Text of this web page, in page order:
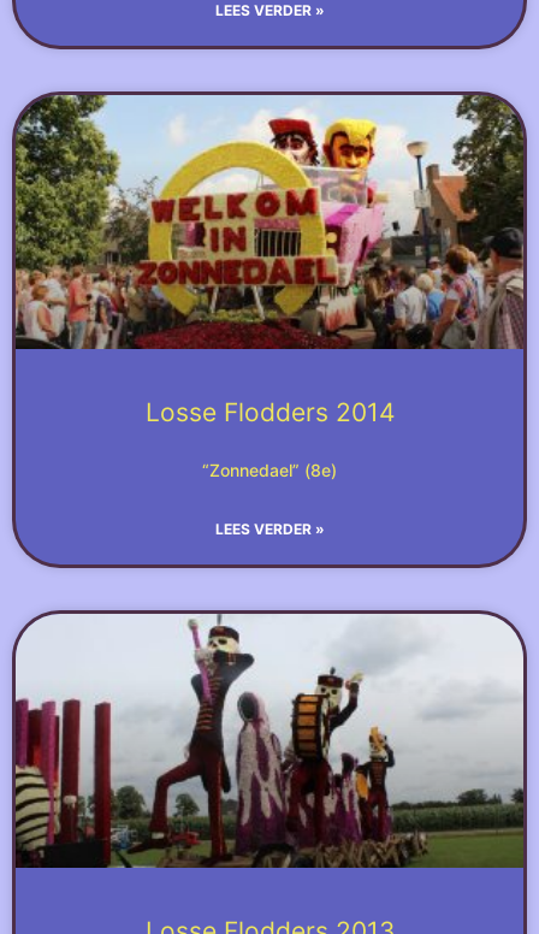
LEES VERDER »
Losse Flodders 2014
“Zonnedael” (8e)
LEES VERDER »